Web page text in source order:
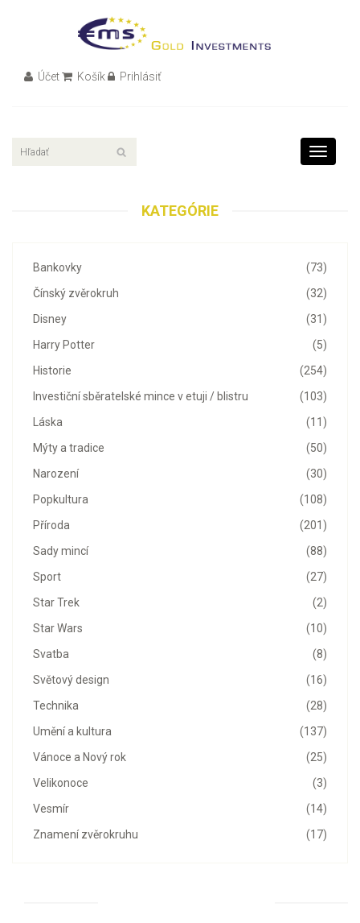
Účet Košík Prihlásiť
Toggle
KATEGÓRIE
(73)
Bankovky
(32)
Čínský zvěrokruh
(31)
Disney
(5)
Harry Potter
(254)
Historie
(103)
Investiční sběratelské mince v etuji / blistru
(11)
Láska
(50)
Mýty a tradice
(30)
Narození
(108)
Popkultura
(201)
Příroda
(88)
Sady mincí
(27)
Sport
(2)
Star Trek
(10)
Star Wars
(8)
Svatba
(16)
Světový design
(28)
Technika
(137)
Umění a kultura
(25)
Vánoce a Nový rok
(3)
Velikonoce
(14)
Vesmír
(17)
Znamení zvěrokruhu